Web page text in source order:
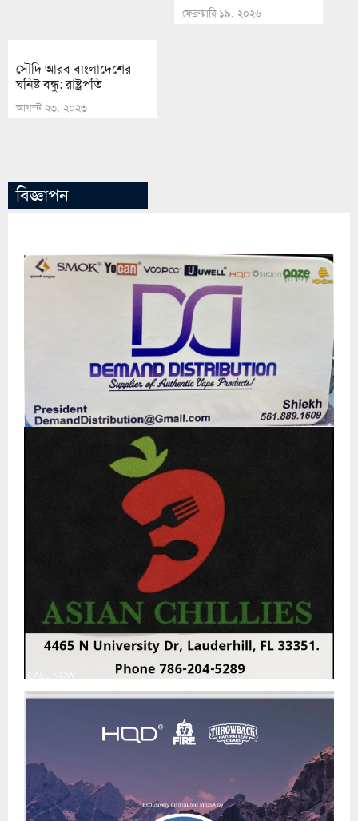
ফেব্রুয়ারি ১৯, ২০২৬
সৌদি আরব বাংলাদেশের
ঘনিষ্ট বন্ধু: রাষ্ট্রপতি
আগস্ট ২৩, ২০২৩
বিজ্ঞাপন